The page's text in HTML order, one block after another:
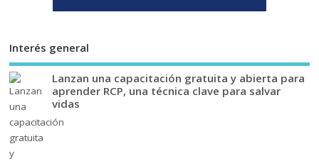
Interés general
Lanzan una capacitación gratuita y abierta para
aprender RCP, una técnica clave para salvar
vidas